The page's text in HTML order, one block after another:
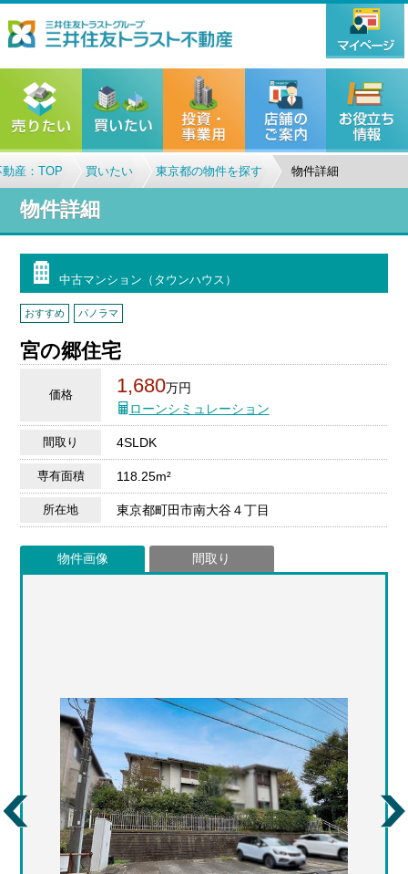
産：TOP 買いたい 東京都の物件を探す 物件詳細
物件詳細
中古マンション（タウンハウス）
おすすめ パノラマ
宮の郷住宅
価格 1,680万円
ローンシミュレーション
間取り 4SLDK
専有面積 118.25m²
所在地 東京都町田市南大谷４丁目
物件画像 間取り